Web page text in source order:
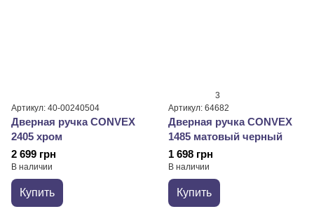
Артикул: 40-00240504
Дверная ручка CONVEX
2405 хром
2 699 грн
В наличии
Купить
3
Артикул: 64682
Дверная ручка CONVEX
1485 матовый черный
1 698 грн
В наличии
Купить